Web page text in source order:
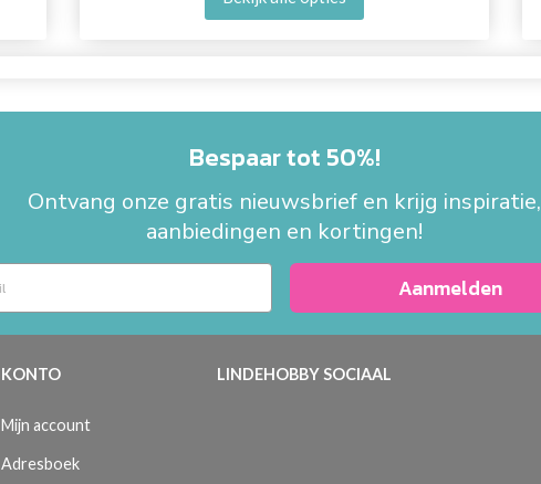
Bespaar tot 50%!
Ontvang onze gratis nieuwsbrief en krijg inspiratie,
aanbiedingen en kortingen!
Aanmelden
KONTO
Mijn account
Adresboek
LINDEHOBBY SOCIAAL